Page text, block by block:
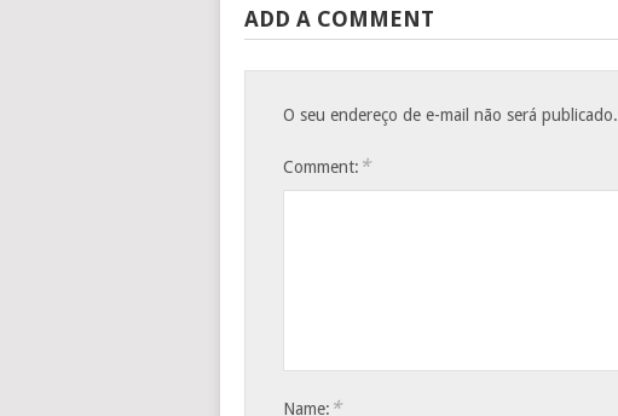
ADD A COMMENT
O seu endereço de e-mail não será publicado.
Comment: *
Name: *